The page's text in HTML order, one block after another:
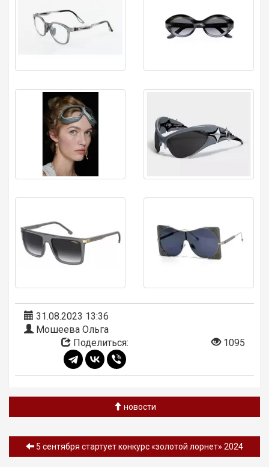
31.08.2023 13:36
Мошеева Ольга
Поделиться:
1095
новости
5 сентября стартует конкурс «золотой лорнет» 2024